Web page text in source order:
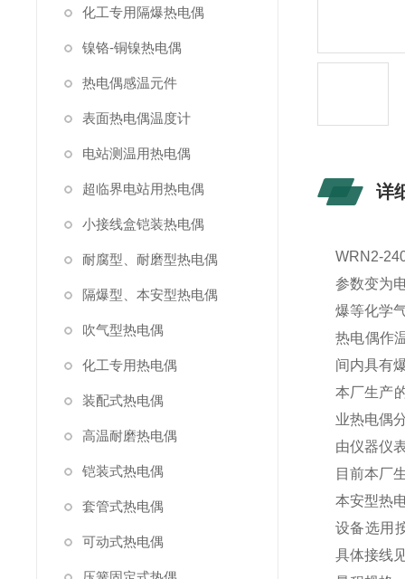
化工专用隔爆热电偶
镍铬-铜镍热电偶
热电偶感温元件
表面热电偶温度计
电站测温用热电偶
超临界电站用热电偶
小接线盒铠装热电偶
耐腐型、耐磨型热电偶
隔爆型、本安型热电偶
吹气型热电偶
化工专用热电偶
装配式热电偶
高温耐磨热电偶
铠装式热电偶
套管式热电偶
可动式热电偶
详
WRN2-
参数变为
爆等化学
热电偶作
间内具有
本厂生产
业热电偶
由仪器仪
目前本厂
本安型热
设备选用
具体接线